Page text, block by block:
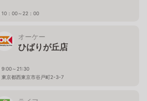
10：00～22：00
オーケー
ひばりが丘店
9:00～21:30
東京都西東京市谷戸町2-3-7